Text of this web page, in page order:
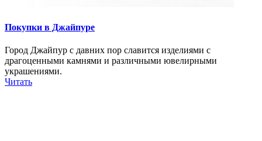
Покупки в Джайпуре
Город Джайпур с давних пор славится изделиями с
драгоценными камнями и различными ювелирными
украшениями.
Читать